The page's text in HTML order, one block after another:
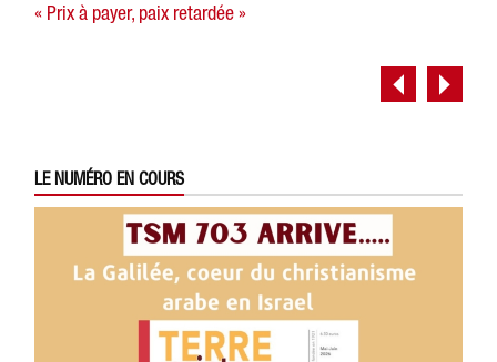
« Prix à payer, paix retardée »
LE NUMÉRO EN COURS